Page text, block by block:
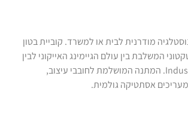
מודרנית לבית או למשרד. קוביית בטון
המשלבת בין עולם הגיימינג האייקוני לבין
סגנון ה-Industrial Chic. המתנה המושלמת לחובבי עיצוב,
אסתטיקה גולמית.